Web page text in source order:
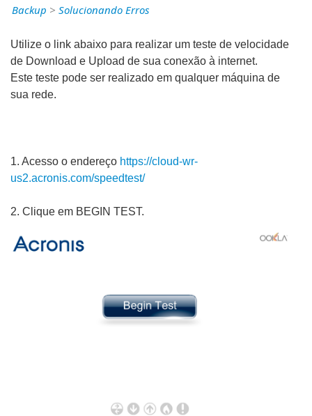
Backup > Solucionando Erros
Utilize o link abaixo para realizar um teste de velocidade
de Download e Upload de sua conexão à internet.
Este teste pode ser realizado em qualquer máquina de
sua rede.
1. Acesso o endereço https://cloud-wr-
us2.acronis.com/speedtest/
2. Clique em BEGIN TEST.